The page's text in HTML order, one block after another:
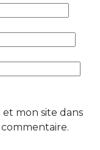
mon site dans